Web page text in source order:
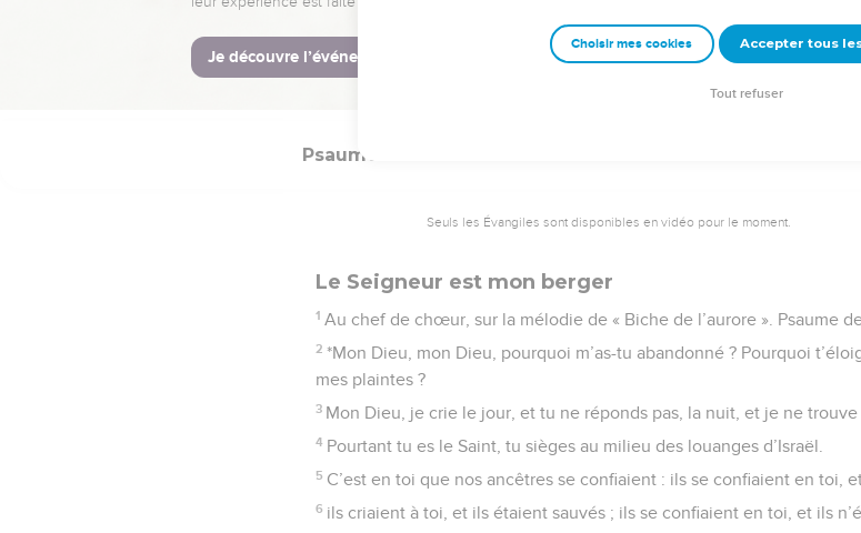
Ils ont projeté du mal contre toi, ils ont formé des complots, mais ils
13 car tu les mettras en fuite, avec ton arc tu tireras sur eux.
Lève-toi, Eternel, dans toute ta force ! Nous voulons chanter,
Psaumes
Seuls les Évangiles sont disponibles en vidéo pour le moment.
Le Seigneur est mon berger
1 Au chef de chœur, sur la mélodie de « Biche de l’aurore ». Psaume
2 *Mon Dieu, mon Dieu, pourquoi m’as-tu abandonné ? Pourquoi
mes plaintes ?
3 Mon Dieu, je crie le jour, et tu ne réponds pas, la nuit, et je ne trouve
4 Pourtant tu es le Saint, tu sièges au milieu des louanges d’Israël.
5 C’est en toi que nos ancêtres se confiaient : ils se confiaient en toi,
6 ils criaient à toi, et ils étaient sauvés ; ils se confiaient en toi, et ils
Choisir mes cookies Accepter tous
Tout refuser